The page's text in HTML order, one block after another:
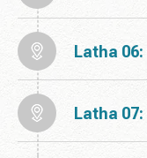
Latha 06:
Latha 07: